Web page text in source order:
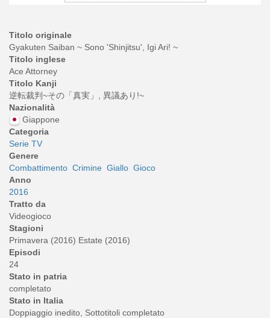
Titolo originale
Gyakuten Saiban ~ Sono 'Shinjitsu', Igi Ari! ~
Titolo inglese
Ace Attorney
Titolo Kanji
逆転裁判~その「真実」, 異議あり!~
Nazionalità
Giappone
Categoria
Serie TV
Genere
Combattimento Crimine Giallo Gioco
Anno
2016
Tratto da
Videogioco
Stagioni
Primavera (2016) Estate (2016)
Episodi
24
Stato in patria
completato
Stato in Italia
Doppiaggio inedito, Sottotitoli completato